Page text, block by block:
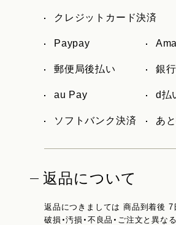
クレジットカード決済
Paypay
郵便局後払い 銀
au Pay d払
ソフトバンク決済 あ
返品について
返品につきましては 商品到着後 7
破損・汚損・不良品・ご注文と異